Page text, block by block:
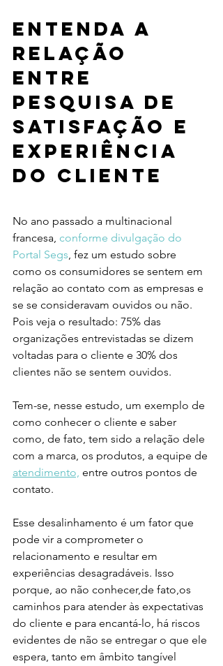
Entenda a
relação
entre
pesquisa de
satisfação e
experiência
do cliente
No ano passado a multinacional
francesa, conforme divulgação do
Portal Segs, fez um estudo sobre
como os consumidores se sentem em
relação ao contato com as empresas e
se se consideravam ouvidos ou não.
Pois veja o resultado: 75% das
organizações entrevistadas se dizem
voltadas para o cliente e 30% dos
clientes não se sentem ouvidos.
Tem-se, nesse estudo, um exemplo de
como conhecer o cliente e saber
como, de fato, tem sido a relação dele
com a marca, os produtos, a equipe de
atendimento, entre outros pontos de
contato.
Esse desalinhamento é um fator que
pode vir a comprometer o
relacionamento e resultar em
experiências desagradáveis. Isso
porque, ao não conhecer,de fato,os
caminhos para atender às expectativas
do cliente e para encantá-lo, há riscos
evidentes de não se entregar o que ele
espera, tanto em âmbito tangível